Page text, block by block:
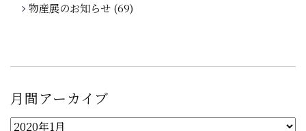
物産展のお知らせ (69)
月間アーカイブ